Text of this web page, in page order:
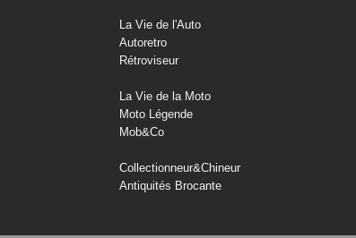
La Vie de l'Auto
Autoretro
Rétroviseur
La Vie de la Moto
Moto Légende
Mob&Co
Collectionneur&Chineur
Antiquités Brocante